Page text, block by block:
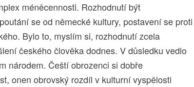
méněcennosti. Rozhodnutí být
se od německé kultury, postavení se proti
Bylo to, myslím si, rozhodnutí zcela
českého člověka dodnes. V důsledku vedlo
národem. Čeští obrozenci si dobře
onen obrovský rozdíl v kulturní vyspělosti